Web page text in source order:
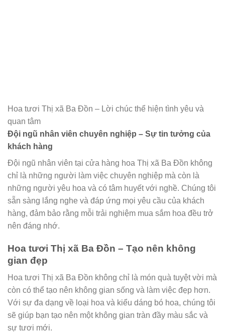
Hoa tươi Thị xã Ba Đồn – Lời chúc thể hiện tình yêu và
quan tâm
Đội ngũ nhân viên chuyên nghiệp – Sự tin tưởng của
khách hàng
Đội ngũ nhân viên tại cửa hàng hoa Thị xã Ba Đồn không
chỉ là những người làm việc chuyên nghiệp mà còn là
những người yêu hoa và có tâm huyết với nghề. Chúng tôi
sẵn sàng lắng nghe và đáp ứng mọi yêu cầu của khách
hàng, đảm bảo rằng mỗi trải nghiệm mua sắm hoa đều trở
nên đáng nhớ.
Hoa tươi Thị xã Ba Đồn – Tạo nên không
gian đẹp
Hoa tươi Thị xã Ba Đồn không chỉ là món quà tuyệt vời mà
còn có thể tạo nên không gian sống và làm việc đẹp hơn.
Với sự đa dạng về loại hoa và kiểu dáng bó hoa, chúng tôi
sẽ giúp bạn tạo nên một không gian tràn đầy màu sắc và
sự tươi mới.